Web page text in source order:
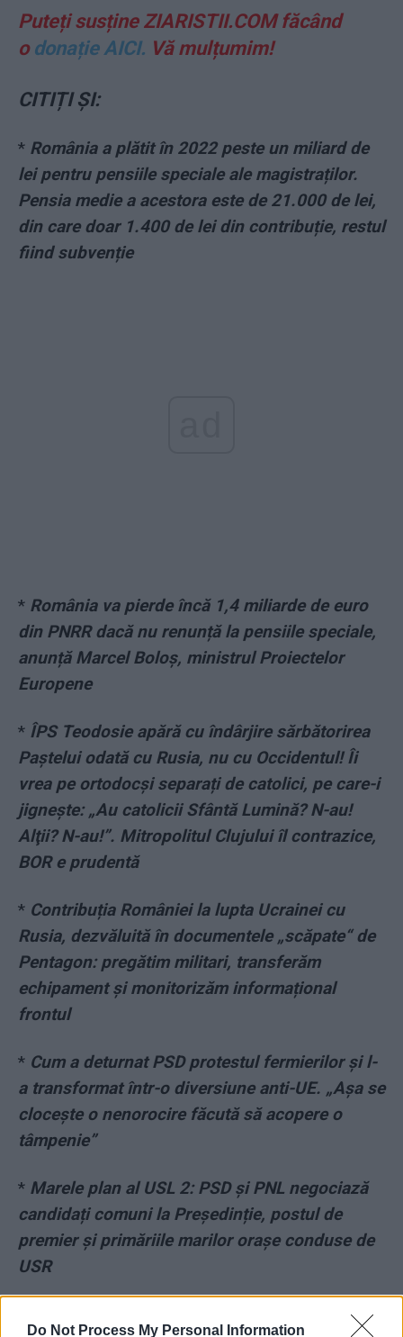
Do Not Process My Personal Information
Puteți susține ZIARISTII.COM făcând
o donație AICI. Vă mulțumim!
CITIȚI ȘI:
* România a plătit în 2022 peste un miliard de
lei pentru pensiile speciale ale magistraților.
Pensia medie a acestora este de 21.000 de lei,
din care doar 1.400 de lei din contribuție, restul
fiind subvenție
* România va pierde încă 1,4 miliarde de euro
din PNRR dacă nu renunță la pensiile speciale,
anunță Marcel Boloș, ministrul Proiectelor
Europene
* ÎPS Teodosie apără cu îndârjire sărbătorirea
Paștelui odată cu Rusia, nu cu Occidentul! Îi
vrea pe ortodocși separați de catolici, pe care-i
jignește: „Au catolicii Sfântă Lumină? N-au!
Alţii? N-au!”. Mitropolitul Clujului îl contrazice,
BOR e prudentă
* Contribuția României la lupta Ucrainei cu
Rusia, dezvăluită în documentele „scăpate“ de
Pentagon: pregătim militari, transferăm
echipament și monitorizăm informațional
frontul
* Cum a deturnat PSD protestul fermierilor și l-
a transformat într-o diversiune anti-UE. „Așa se
clocește o nenorocire făcută să acopere o
tâmpenie”
* Marele plan al USL 2: PSD și PNL negociază
candidați comuni la Președinție, postul de
premier și primăriile marilor orașe conduse de
USR
STENOGRAME. Dosarul „Șpagă la Otopeni”.